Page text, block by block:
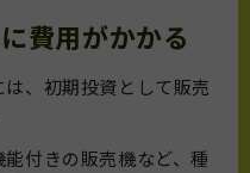
費用がかかる
、初期投資として販売
付きの販売機など、種